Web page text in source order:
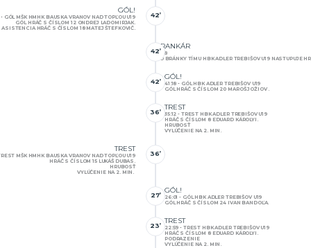
GÓL!
GÓL MŠK HMHK BAUSKA VRANOV NAD TOPĽOU U19
GÓL HRÁČ S ČÍSLOM 12 ONDREJ LADOMIRJAK.
ASISTENCIA HRÁČ S ČÍSLOM 18 MATEJ ŠTEFKOVIČ.
42’
42’
BRANKÁR
41:18
DO BRÁNKY TÍMU HBK ADLER TREBIŠOV U19 NASTUPUJE
42’
GÓL!
41:18 - GÓL HBK ADLER TREBIŠOV U19
GÓL HRÁČ S ČÍSLOM 20 MAROŠ JOŽIOV .
36’
TREST
35:12 - TREST HBK ADLER TREBIŠOV U19
HRÁČ S ČÍSLOM 8 EDUARD KÁROLYI.
HRUBOSŤ
VYLÚČENIE NA 2. MIN.
TREST
MŠK HMHK BAUSKA VRANOV NAD TOPĽOU U19
HRÁČ S ČÍSLOM 15 LUKÁŠ DUBAS.
HRUBOSŤ
VYLÚČENIE NA 2. MIN.
36’
27’
GÓL!
26:01 - GÓL HBK ADLER TREBIŠOV U19
GÓL HRÁČ S ČÍSLOM 24 IVAN BANDOĽA.
23’
TREST
22:59 - TREST HBK ADLER TREBIŠOV U19
HRÁČ S ČÍSLOM 8 EDUARD KÁROLYI.
PODRAZENIE
VYLÚČENIE NA 2. MIN.